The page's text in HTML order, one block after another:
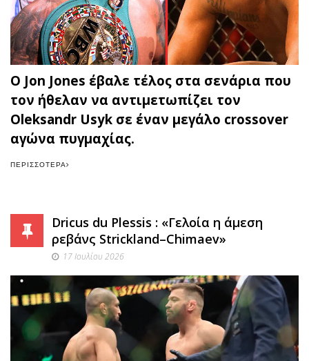
Ο Jon Jones έβαλε τέλος στα σενάρια που
τον ήθελαν να αντιμετωπίζει τον
Oleksandr Usyk σε έναν μεγάλο crossover
αγώνα πυγμαχίας.
ΠΕΡΙΣΣΌΤΕΡΑ
Dricus du Plessis : «Γελοία η άμεση
ρεβάνς Strickland–Chimaev»
17 Ιουλίου 2026